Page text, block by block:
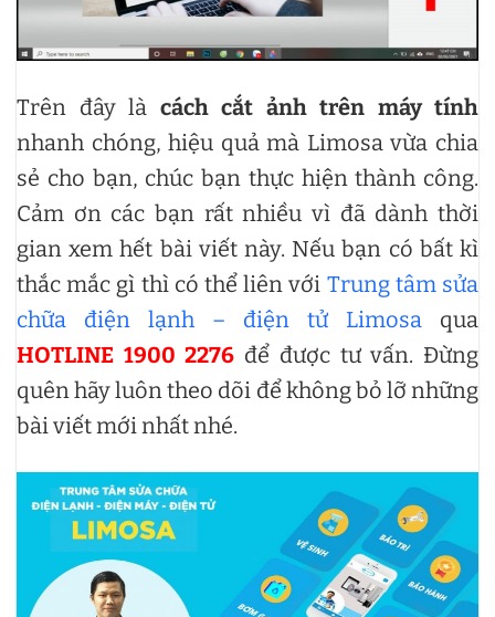
Trên đây là cách cắt ảnh trên máy tính
nhanh chóng, hiệu quả mà Limosa vừa chia
sẻ cho bạn, chúc bạn thực hiện thành công.
Cảm ơn các bạn rất nhiều vì đã dành thời
gian xem hết bài viết này. Nếu bạn có bất kì
thắc mắc gì thì có thể liên với Trung tâm sửa
chữa điện lạnh – điện tử Limosa qua
HOTLINE 1900 2276 để được tư vấn. Đừng
quên hãy luôn theo dõi để không bỏ lỡ những
bài viết mới nhất nhé.